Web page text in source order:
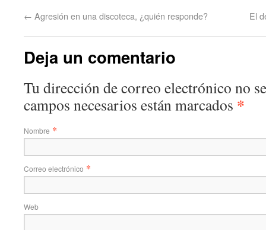
← Agresión en una discoteca, ¿quién responde? El
Deja un comentario
Tu dirección de correo electrónico no
campos necesarios están marcados *
Nombre *
Correo electrónico *
Web